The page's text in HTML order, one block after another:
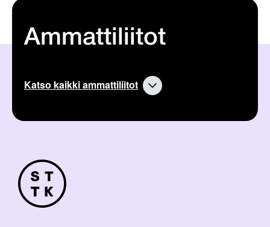
Ammattiliitot
Katso kaikki ammattiliitot